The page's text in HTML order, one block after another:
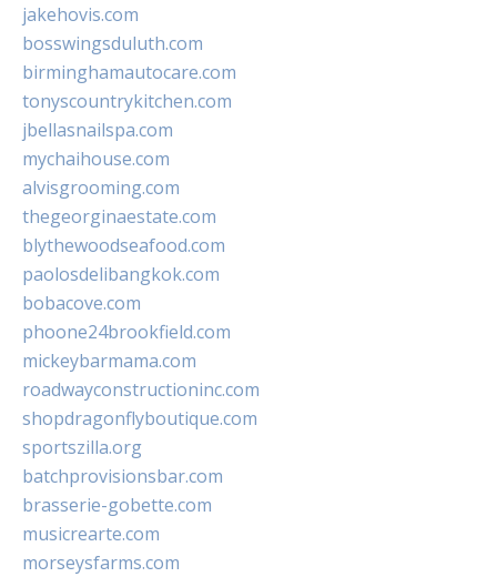
jakehovis.com
bosswingsduluth.com
birminghamautocare.com
tonyscountrykitchen.com
jbellasnailspa.com
mychaihouse.com
alvisgrooming.com
thegeorginaestate.com
blythewoodseafood.com
paolosdelibangkok.com
bobacove.com
phoone24brookfield.com
mickeybarmama.com
roadwayconstructioninc.com
shopdragonflyboutique.com
sportszilla.org
batchprovisionsbar.com
brasserie-gobette.com
musicrearte.com
morseysfarms.com